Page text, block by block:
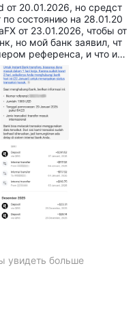
20.01.2026, но средст
состоянию на 28.01.20
от 23.01.2026, чтобы от
но мой банк заявил, чт
референса, и что ис
2026 года) не показы
я выводил. Единственна
Octa, была: Дело наход
Однако на сегодняшни
увидеть больше